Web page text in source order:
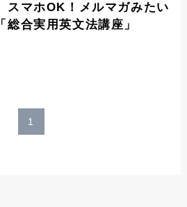
スマホOK！メルマガみたい
合実用英文法講座」
1